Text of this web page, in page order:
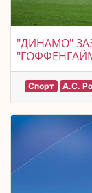
"ДИНАМО"
Спорт А.С.